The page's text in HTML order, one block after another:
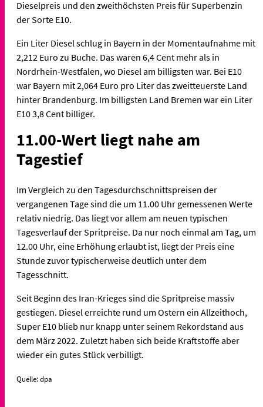
Dieselpreis und den zweithöchsten Preis für Superbenzin
der Sorte E10.
Ein Liter Diesel schlug in Bayern in der Momentaufnahme mit
2,212 Euro zu Buche. Das waren 6,4 Cent mehr als in
Nordrhein-Westfalen, wo Diesel am billigsten war. Bei E10
war Bayern mit 2,064 Euro pro Liter das zweitteuerste Land
hinter Brandenburg. Im billigsten Land Bremen war ein Liter
E10 3,8 Cent billiger.
11.00-Wert liegt nahe am
Tagestief
Im Vergleich zu den Tagesdurchschnittspreisen der
vergangenen Tage sind die um 11.00 Uhr gemessenen Werte
relativ niedrig. Das liegt vor allem am neuen typischen
Tagesverlauf der Spritpreise. Da nur noch einmal am Tag, um
12.00 Uhr, eine Erhöhung erlaubt ist, liegt der Preis eine
Stunde zuvor typischerweise deutlich unter dem
Tagesschnitt.
Seit Beginn des Iran-Krieges sind die Spritpreise massiv
gestiegen. Diesel erreichte rund um Ostern ein Allzeithoch,
Super E10 blieb nur knapp unter seinem Rekordstand aus
dem März 2022. Zuletzt haben sich beide Kraftstoffe aber
wieder ein gutes Stück verbilligt.
Quelle: dpa